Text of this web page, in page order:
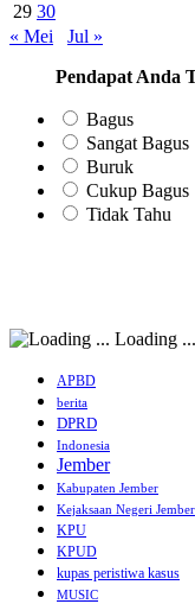
29 30
« Mei
Jul »
Pendapat Anda
Bagus
Sangat Bagus
Buruk
Cukup Bagus
Tidak Tahu
Loading ...
APBD
berita
DPRD
Indonesia
Jember
Kabupaten Jember
Kejaksaan Negeri Jember
KPU
KPUD
kupas peristiwa kasus
MUSIC